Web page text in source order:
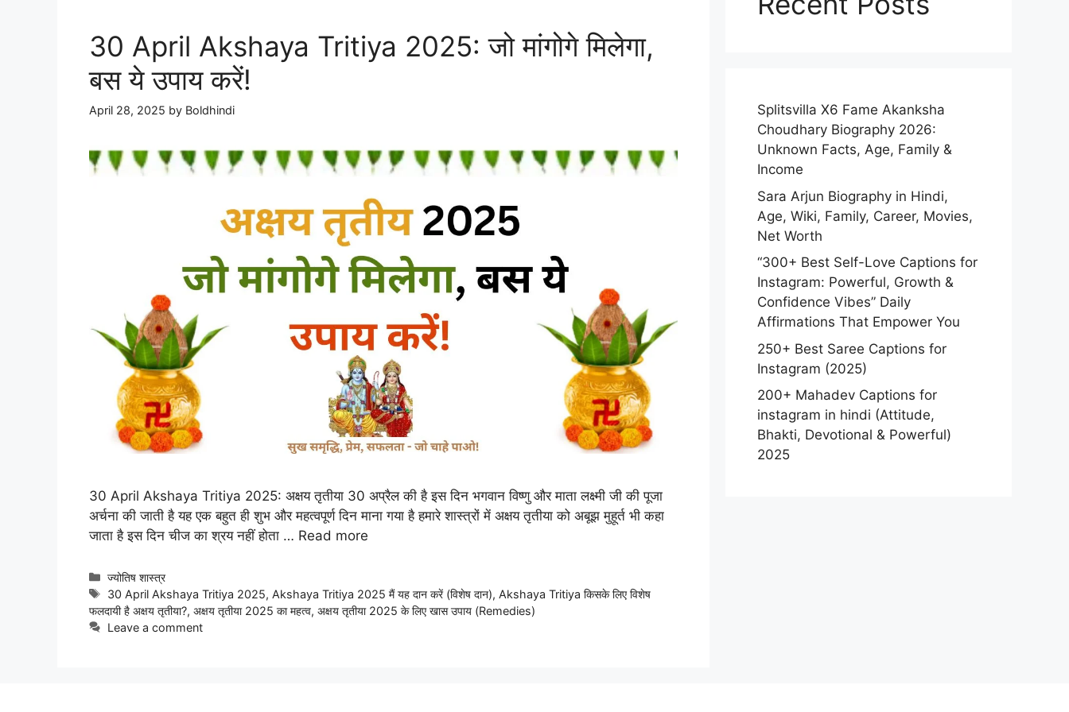
30 April Akshaya Tritiya 2025: जो मांगोगे मिलेगा,
बस ये उपाय करें!
April 28, 2025 by Boldhindi
30 April Akshaya Tritiya 2025: अक्षय तृतीया 30 अप्रैल की है इस दिन भगवान विष्णु और माता लक्ष्मी जी की पूजा
अर्चना की जाती है यह एक बहुत ही शुभ और महत्वपूर्ण दिन माना गया है हमारे शास्त्रों में अक्षय तृतीया को अबूझ मुहूर्त भी कहा
जाता है इस दिन चीज का श्रय नहीं होता … Read more
Categories
ज्योतिष शास्त्र
Tags
30 April Akshaya Tritiya 2025, Akshaya Tritiya 2025 मैं यह दान करें (विशेष दान), Akshaya Tritiya किसके लिए विशेष
फलदायी है अक्षय तृतीया?, अक्षय तृतीया 2025 का महत्व, अक्षय तृतीया 2025 के लिए खास उपाय (Remedies)
Leave a comment
Splitsvilla X6 Fame Akanksha
Choudhary Biography 2026:
Unknown Facts, Age, Family &
Income
Sara Arjun Biography in Hindi,
Age, Wiki, Family, Career, Movies,
Net Worth
“300+ Best Self-Love Captions for
Instagram: Powerful, Growth &
Confidence Vibes” Daily
Affirmations That Empower You
250+ Best Saree Captions for
Instagram (2025)
200+ Mahadev Captions for
instagram in hindi (Attitude,
Bhakti, Devotional & Powerful)
2025